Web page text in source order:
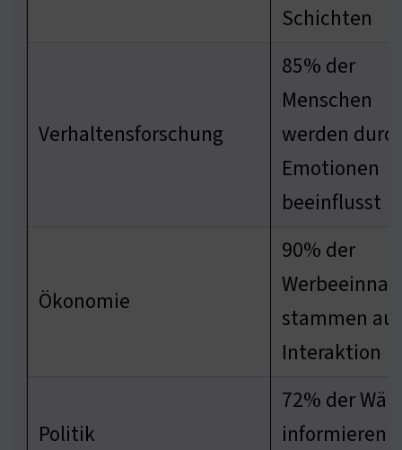
Schichten
Verhaltensforschung
85% der
Menschen
werden
Emotionen
beeinflusst
Ökonomie
90% der
stammen
Interaktion
Politik
72% der
informieren